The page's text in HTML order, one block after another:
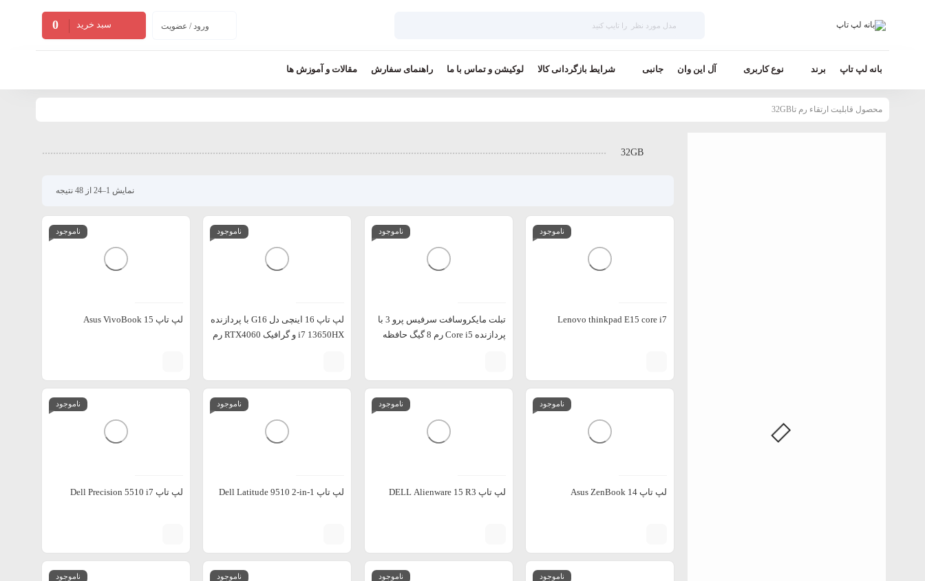
ورود / عضویت سبد خرید 0
بانه لپ تاپ برند نوع کاربری آل این وان جانبی شرایط بازگردانی کالا لوکیشن و تماس با ما راهنمای سفارش مقالات و آموزش ها
محصول قابلیت ارتقاء رم تا32GB
32GB
نمایش 1–24 از 48 نتیجه
ناموجود
Lenovo thinkpad E15 core i7
ناموجود
تبلت مایکروسافت سرفیس پرو 3 با
پردازنده Core i5 رم 8 گیگ حافظه
ناموجود
لپ تاپ 16 اینچی دل G16 با پردازنده
i7 13650HX و گرافیک RTX4060 رم
ناموجود
لپ تاپ Asus VivoBook 15
ناموجود
لپ تاپ Asus ZenBook 14
ناموجود
لپ تاپ DELL Alienware 15 R3
ناموجود
لپ تاپ Dell Latitude 9510 2-in-1
ناموجود
لپ تاپ Dell Precision 5510 i7
ناموجود ناموجود ناموجود ناموجود